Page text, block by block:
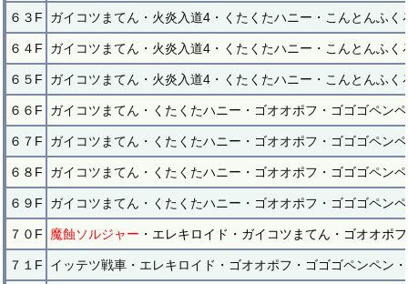
６３F ガイコツまてん・火炎入道4・くたくたハニー・こんとんふ
６４F ガイコツまてん・火炎入道4・くたくたハニー・こんとんふ
６５F ガイコツまてん・火炎入道4・くたくたハニー・こんとんふ
６６F ガイコツまてん・くたくたハニー・ゴオオポフ・ゴゴゴペン
６７F ガイコツまてん・くたくたハニー・ゴオオポフ・ゴゴゴペン
６８F ガイコツまてん・くたくたハニー・ゴオオポフ・ゴゴゴペン
６９F ガイコツまてん・くたくたハニー・ゴオオポフ・ゴゴゴペン
７０F 魔蝕ソルジャー ・エレキロイド・ガイコツまてん・ゴオオポ
７１F イッテツ戦車・エレキロイド・ゴオオポフ・ゴゴゴペンペン